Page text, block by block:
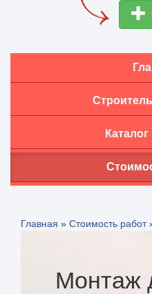
Главная » Стоимость работ
Монтаж